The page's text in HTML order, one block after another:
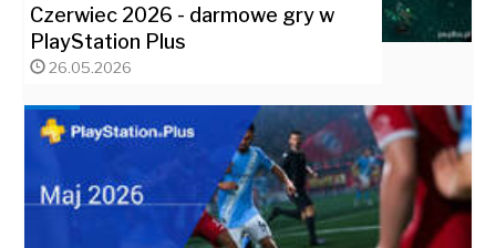
Czerwiec 2026 - darmowe gry w
PlayStation Plus
26.05.2026